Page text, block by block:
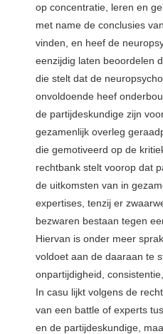
op concentratie, leren en
met name de conclusies
vinden, en heef de
eenzijdig laten beoordelen
die stelt dat de
onvoldoende heef
de partijdeskundige zijn
gezamenlijk overleg
die gemotiveerd op de
rechtbank stelt voorop dat
de uitkomsten van in
expertises, tenzij er
bezwaren bestaan tegen
Hiervan is onder meer
voldoet aan de daaraan te
onpartijdigheid,
In casu lijkt volgens de
van een battle of experts
en de partijdeskundige,